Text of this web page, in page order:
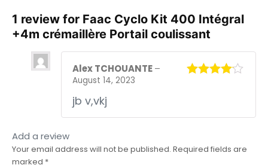
1 review for Faac Cyclo Kit 400 Intégral
+4m crémaillère Portail coulissant
Alex TCHOUANTE–
August 14, 2023
jb v,vkj
Add a review
Your email address will not be published. Required fields are
marked *